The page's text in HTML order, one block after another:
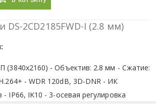
DS-2CD2185FWD-I (2.8 мм)
(3840x2160) - Объектив: 2.8 мм - Сжатие:
- WDR 120dB, 3D-DNR - ИК
IP66, IK10 - 3-осевая регулировка